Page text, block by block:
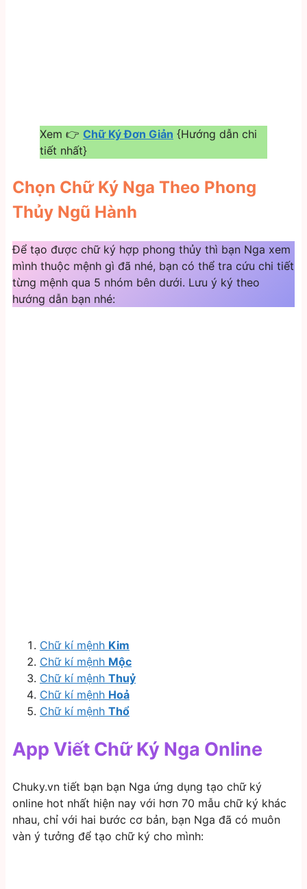
Xem 👉 Chữ Ký Đơn Giản {Hướng dẫn chi
tiết nhất}
Chọn Chữ Ký Nga Theo Phong
Thủy Ngũ Hành
Để tạo được chữ ký hợp phong thủy thì bạn Nga xem
mình thuộc mệnh gì đã nhé, bạn có thể tra cứu chi tiết
từng mệnh qua 5 nhóm bên dưới. Lưu ý ký theo
hướng dẫn bạn nhé:
Chữ kí mệnh Kim
Chữ kí mệnh Mộc
Chữ kí mệnh Thuỷ
Chữ kí mệnh Hoả
Chữ kí mệnh Thổ
App Viết Chữ Ký Nga Online
Chuky.vn tiết bạn bạn Nga ứng dụng tạo chữ ký
online hot nhất hiện nay với hơn 70 mẫu chữ ký khác
nhau, chỉ với hai bước cơ bản, bạn Nga đã có muôn
vàn ý tưởng để tạo chữ ký cho mình: